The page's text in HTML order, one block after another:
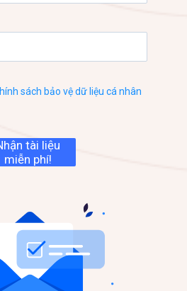
sách bảo vệ dữ liệu cá nhân